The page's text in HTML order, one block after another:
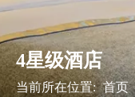
4星级酒店
当前所在位置: 首页